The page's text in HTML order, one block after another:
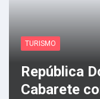
TURISMO
República
Cabarete